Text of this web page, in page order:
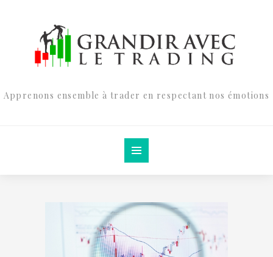
Apprenons ensemble à trader en respectant nos émotions